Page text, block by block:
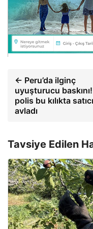
← Peru’da ilginç
uyuşturucu
polis bu kılıkta
avladı
Tavsiye Edilen